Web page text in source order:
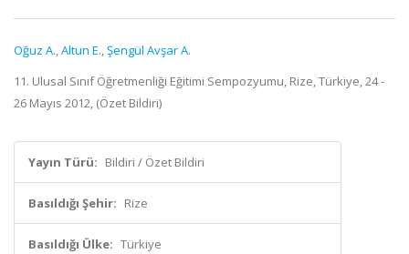
Oğuz A.,Altun E.,Şengül Avşar A.
11. Ulusal Sınıf Öğretmenliği Eğitimi Sempozyumu, Rize, Türkiye, 24 -
26 Mayıs 2012, (Özet Bildiri)
Yayın Türü: Bildiri / Özet Bildiri
Basıldığı Şehir: Rize
Basıldığı Ülke: Türkiye